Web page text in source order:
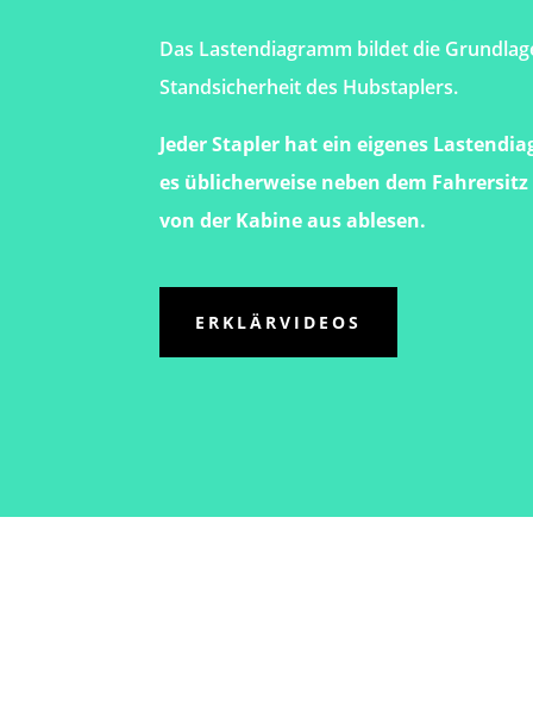
Das Lastendiagramm bildet die
Standsicherheit des Hubstaplers.
Jeder Stapler hat ein eigenes
es üblicherweise neben dem
von der Kabine aus ablesen.
ERKLÄRVIDEOS